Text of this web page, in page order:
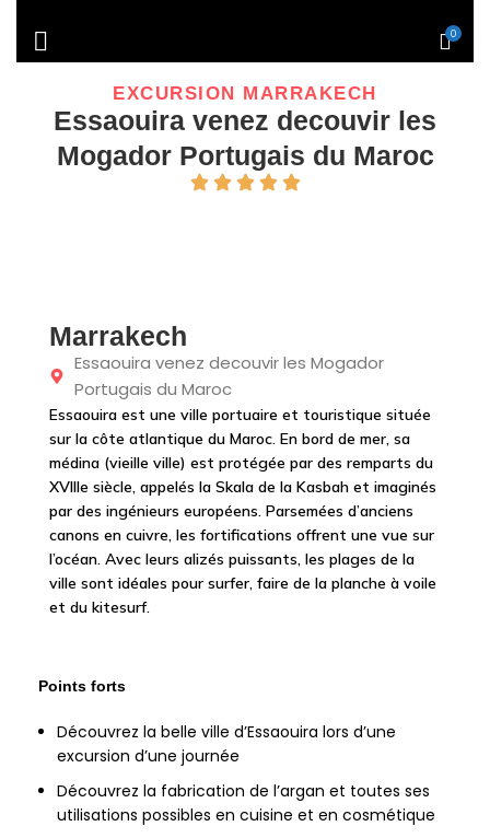
0
EXCURSION MARRAKECH
Essaouira venez decouvir les
Mogador Portugais du Maroc
Marrakech
Essaouira venez decouvir les Mogador
Portugais du Maroc
Essaouira est une ville portuaire et touristique située
sur la côte atlantique du Maroc. En bord de mer, sa
médina (vieille ville) est protégée par des remparts du
XVIIIe siècle, appelés la Skala de la Kasbah et imaginés
par des ingénieurs européens. Parsemées d’anciens
canons en cuivre, les fortifications offrent une vue sur
l’océan. Avec leurs alizés puissants, les plages de la
ville sont idéales pour surfer, faire de la planche à voile
et du kitesurf.
Points forts
Découvrez la belle ville d’Essaouira lors d’une
excursion d’une journée
Découvrez la fabrication de l’argan et toutes ses
utilisations possibles en cuisine et en cosmétique